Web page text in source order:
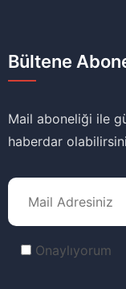
Bültene
Mail aboneliği ile
haberdar
Onaylıyorum